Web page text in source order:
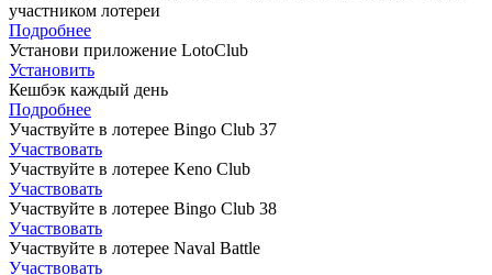
участником лотереи
Подробнее
Установи приложение LotoClub
Установить
Кешбэк каждый день
Подробнее
Участвуйте в лотерее Bingo Club 37
Участвовать
Участвуйте в лотерее Keno Club
Участвовать
Участвуйте в лотерее Bingo Club 38
Участвовать
Участвуйте в лотерее Naval Battle
Участвовать